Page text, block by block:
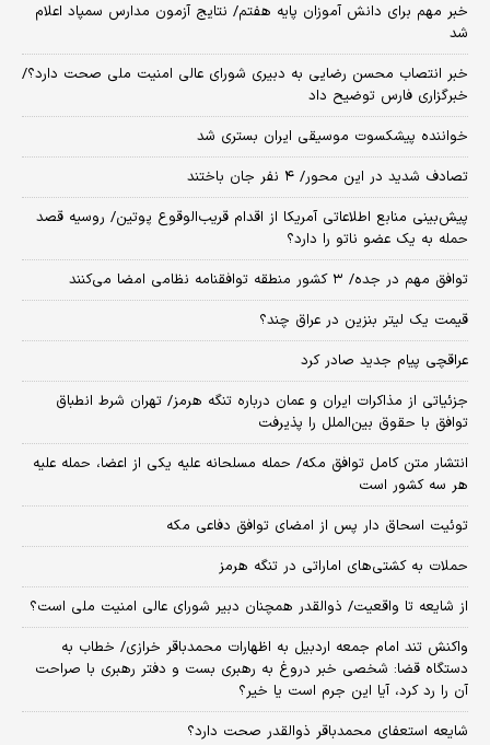
خبر مهم برای دانش آموزان پایه هفتم/ نتایج آزمون مدارس سمپاد اعلام
شد
خبر انتصاب محسن رضایی به دبیری شورای عالی امنیت ملی صحت دارد؟/
خبرگزاری فارس توضیح داد
خواننده پیشکسوت موسیقی ایران بستری شد
تصادف شدید در این محور/ ۴ نفر جان باختند
پیش‌بینی منابع اطلاعاتی آمریکا از اقدام قریب‌الوقوع پوتین/ روسیه قصد
حمله به یک عضو ناتو را دارد؟
توافق مهم در جده/ ۳ کشور منطقه توافقنامه نظامی امضا می‌کنند
قیمت یک لیتر بنزین در عراق چند؟
عراقچی پیام جدید صادر کرد
جزئیاتی از مذاکرات ایران و عمان درباره تنگه هرمز/ تهران شرط انطباق
توافق با حقوق بین‌الملل را پذیرفت
انتشار متن کامل توافق مکه/ حمله مسلحانه علیه یکی از اعضا، حمله علیه
هر سه کشور است
توئیت اسحاق دار پس از امضای توافق دفاعی مکه
حملات به کشتی‌های اماراتی در تنگه هرمز
از شایعه تا واقعیت/ ذوالقدر همچنان دبیر شورای ‌عالی امنیت ملی است؟
واکنش تند امام جمعه اردبیل به اظهارات محمدباقر خرازی/ خطاب به
دستگاه قضا: شخصی خبر دروغ به رهبری بست و دفتر رهبری با صراحت
آن را رد کرد، آیا این جرم است یا خیر؟
شایعه استعفای محمدباقر ذوالقدر صحت دارد؟